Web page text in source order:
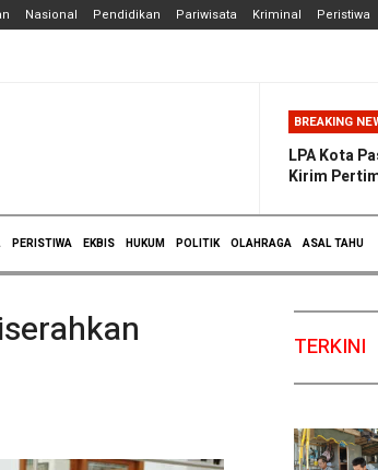
Nasional Pendidikan Pariwisata Kriminal Peristiwa
BREAKING
LPA Kota
Kirim
PERISTIWA EKBIS HUKUM POLITIK OLAHRAGA ASAL TAHU
TERKINI